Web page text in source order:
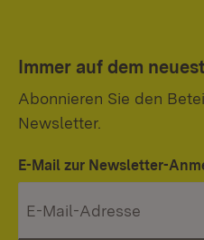
Immer auf dem
Abonnieren Sie den
Newsletter.
E-Mail zur Newsletter-